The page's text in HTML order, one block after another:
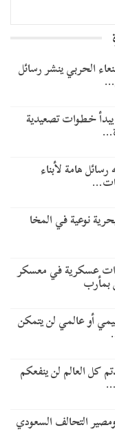
الحربي ينشر رسائل
يبدأ خطوات تصعيدية
هامة لأبناء
نوعية في المخا
عسكرية في معسكر
أو عالمي لن يتمكن
كل العالم لن ينفعكم
التحالف السعودي